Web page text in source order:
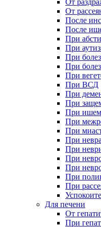
От
От
После
После
При
При
При
При
При
При ВСД
При
При
При
При
При
При
При
При
При
При
При
Для печени
От
При